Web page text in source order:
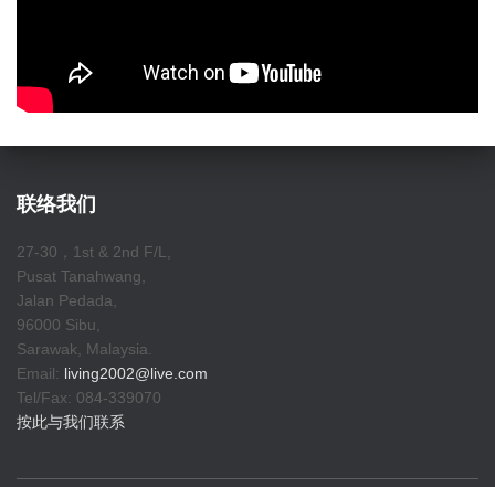
联络我们
27-30，1st & 2nd F/L,
Pusat Tanahwang,
Jalan Pedada,
96000 Sibu,
Sarawak, Malaysia.
Email: living2002@live.com
Tel/Fax: 084-339070
按此与我们联系